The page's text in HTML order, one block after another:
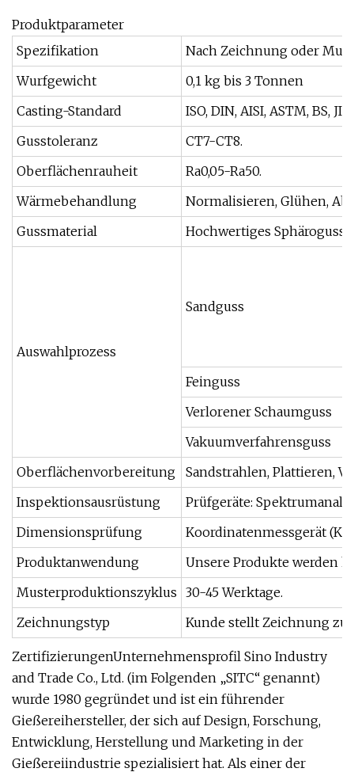
Produktparameter
Spezifikation
Nach Zeichnung oder
Wurfgewicht
0,1 kg bis 3 Tonnen
Casting-Standard
ISO, DIN, AISI, ASTM, BS, JIS
Gusstoleranz
CT7-CT8.
Oberflächenrauheit
Ra0,05-Ra50.
Wärmebehandlung
Normalisieren, Glühen,
Gussmaterial
Hochwertiges Sphäroguss
Auswahlprozess
Sandguss
Feinguss
Verlorener Schaumguss
Vakuumverfahrensguss
Oberflächenvorbereitung
Sandstrahlen, Plattieren,
Inspektionsausrüstung
Prüfgeräte:
Dimensionsprüfung
Koordinatenmessgerät
Produktanwendung
Unsere Produkte werden
Musterproduktionszyklus 30-45 Werktage.
Zeichnungstyp
Kunde stellt Zeichnung
ZertifizierungenUnternehmensprofil Sino Industry
and Trade Co., Ltd. (im Folgenden „SITC“ genannt)
wurde 1980 gegründet und ist ein führender
Gießereihersteller, der sich auf Design, Forschung,
Entwicklung, Herstellung und Marketing in der
Gießereiindustrie spezialisiert hat. Als einer der